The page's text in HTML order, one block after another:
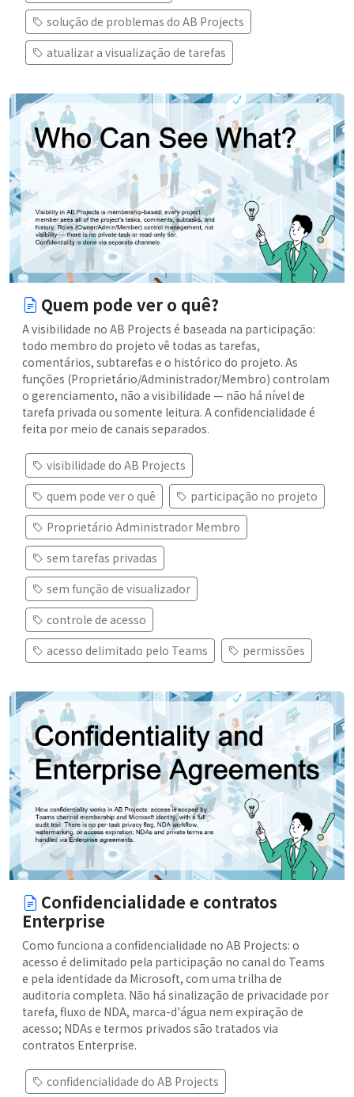
solução de problemas do AB Projects
atualizar a visualização de tarefas
Quem pode ver o quê?
A visibilidade no AB Projects é baseada na participação:
todo membro do projeto vê todas as tarefas,
comentários, subtarefas e o histórico do projeto. As
funções (Proprietário/Administrador/Membro) controlam
o gerenciamento, não a visibilidade — não há nível de
tarefa privada ou somente leitura. A confidencialidade é
feita por meio de canais separados.
visibilidade do AB Projects
quem pode ver o quê
participação no projeto
Proprietário Administrador Membro
sem tarefas privadas
sem função de visualizador
controle de acesso
acesso delimitado pelo Teams
permissões
Confidencialidade e contratos
Enterprise
Como funciona a confidencialidade no AB Projects: o
acesso é delimitado pela participação no canal do Teams
e pela identidade da Microsoft, com uma trilha de
auditoria completa. Não há sinalização de privacidade por
tarefa, fluxo de NDA, marca-d'água nem expiração de
acesso; NDAs e termos privados são tratados via
contratos Enterprise.
confidencialidade do AB Projects